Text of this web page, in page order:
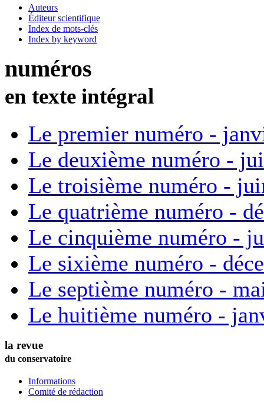
Auteurs
Éditeur scientifique
Index de mots-clés
Index by keyword
numéros
en texte intégral
Le premier numéro -
Le deuxième numéro -
Le troisième numéro -
Le quatrième numéro -
Le cinquième numéro -
Le sixième numéro -
Le septième numéro -
Le huitième numéro -
la revue
du conservatoire
Informations
Comité de rédaction